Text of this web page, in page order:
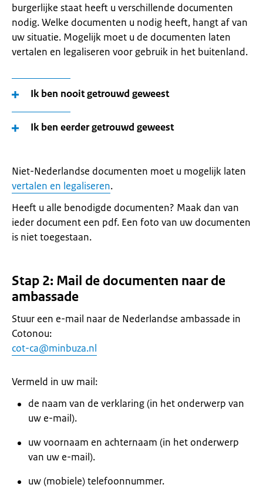
burgerlijke staat heeft u verschillende documenten
nodig. Welke documenten u nodig heeft, hangt af van
uw situatie. Mogelijk moet u de documenten laten
vertalen en legaliseren voor gebruik in het buitenland.
Ik ben nooit getrouwd geweest
Ik ben eerder getrouwd geweest
Niet-Nederlandse documenten moet u mogelijk laten
vertalen en legaliseren.
Heeft u alle benodigde documenten? Maak dan van
ieder document een pdf. Een foto van uw documenten
is niet toegestaan.
Stap 2: Mail de documenten naar de
ambassade
Stuur een e-mail naar de Nederlandse ambassade in
Cotonou:
cot-ca@minbuza.nl
Vermeld in uw mail:
de naam van de verklaring (in het onderwerp van
uw e-mail).
uw voornaam en achternaam (in het onderwerp
van uw e-mail).
uw (mobiele) telefoonnummer.